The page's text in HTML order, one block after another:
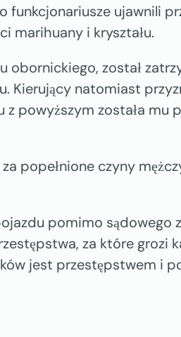
funkcjonariusze ujawnili
marihuany i kryształu.
został
natomiast
z powyższym została mu
popełnione czyny
pomimo sądowego
za które grozi
jest przestępstwem i